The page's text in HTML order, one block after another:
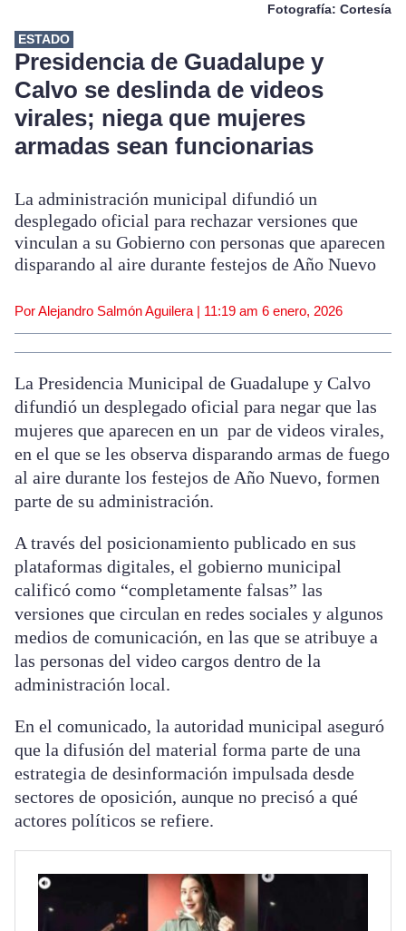
Fotografía: Cortesía
ESTADO
Presidencia de Guadalupe y
Calvo se deslinda de videos
virales; niega que mujeres
armadas sean funcionarias
La administración municipal difundió un
desplegado oficial para rechazar versiones que
vinculan a su Gobierno con personas que aparecen
disparando al aire durante festejos de Año Nuevo
Por Alejandro Salmón Aguilera | 11:19 am 6 enero, 2026
La Presidencia Municipal de Guadalupe y Calvo
difundió un desplegado oficial para negar que las
mujeres que aparecen en un par de videos virales,
en el que se les observa disparando armas de fuego
al aire durante los festejos de Año Nuevo, formen
parte de su administración.
A través del posicionamiento publicado en sus
plataformas digitales, el gobierno municipal
calificó como “completamente falsas” las
versiones que circulan en redes sociales y algunos
medios de comunicación, en las que se atribuye a
las personas del video cargos dentro de la
administración local.
En el comunicado, la autoridad municipal aseguró
que la difusión del material forma parte de una
estrategia de desinformación impulsada desde
sectores de oposición, aunque no precisó a qué
actores políticos se refiere.